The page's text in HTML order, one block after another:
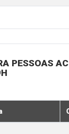
PESSOAS